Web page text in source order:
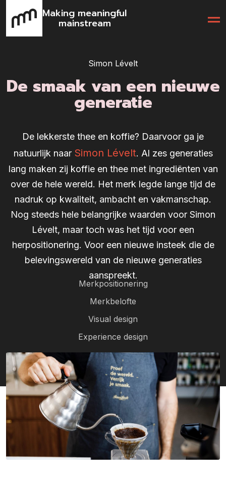
Making meaningful
mainstream
Simon Lévelt
De smaak van een nieuwe
generatie
De lekkerste thee en koffie? Daarvoor ga je
natuurlijk naar Simon Lévelt. Al zes generaties
lang maken zij koffie en thee met ingrediënten van
over de hele wereld. Het merk legde lange tijd de
nadruk op kwaliteit, ambacht en vakmanschap.
Nog steeds hele belangrijke waarden voor Simon
Lévelt, maar toch was het tijd voor een
herpositionering. Voor een nieuwe insteek die de
belevingswereld van de nieuwe generaties
aanspreekt.
Merkpositionering
Merkbelofte
Visual design
Experience design